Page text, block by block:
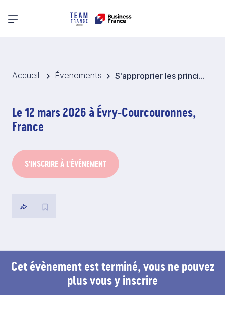
Menu principal
Accueil Évenements S'approprier les principes généraux de la douane
Le 12 mars 2026 à Évry-Courcouronnes,
France
S'INSCRIRE À L'ÉVÉNEMENT
Cet évènement est terminé, vous ne pouvez
plus vous y inscrire